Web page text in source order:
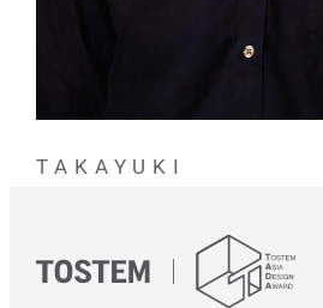
TAKAYUKI
Leader,
LIXIL Global Design (LHT), Japan